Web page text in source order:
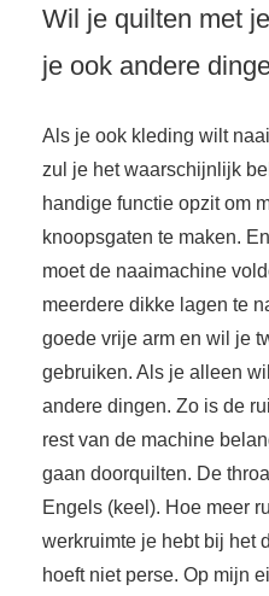
Wil je quilten met
je ook andere
Als je ook kleding wilt
zul je het waarschijnlijk
handige functie opzit om
knoopsgaten te maken.
moet de naaimachine
meerdere dikke lagen te
goede vrije arm en wil je
gebruiken. Als je alleen
andere dingen. Zo is de
rest van de machine
gaan doorquilten. De
Engels (keel). Hoe meer
werkruimte je hebt bij het
hoeft niet perse. Op mijn